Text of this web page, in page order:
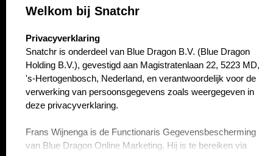
Opvolging
Over ons
Contact
Welkom bij Snatchr
select language
Privacyverklaring
Snatchr is onderdeel van Blue Dragon B.V. (Blue Dragon
Holding B.V.), gevestigd aan Magistratenlaan 22, 5223 MD,
's-Hertogenbosch, Nederland, en verantwoordelijk voor de
verwerking van persoonsgegevens zoals weergegeven in
deze privacyverklaring.
Frans Wijnenga is de Functionaris Gegevensbescherming
van Blue Dragon Online Marketing. Hij is te bereiken via